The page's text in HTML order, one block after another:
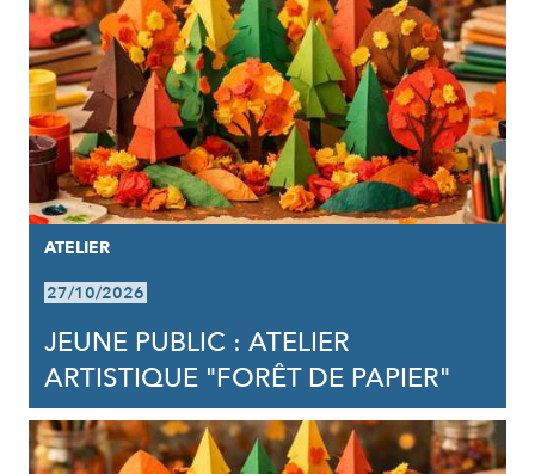
ATELIER
27/10/2026
JEUNE PUBLIC : ATELIER
ARTISTIQUE "FORÊT DE PAPIER"